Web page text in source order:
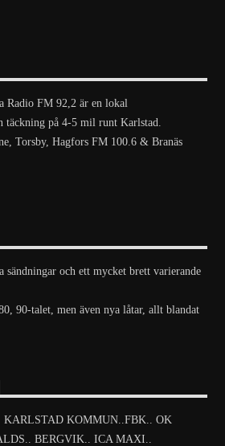
Radio FM 92,2 är en lokal
täckning på 4-5 mil runt Karlstad.
Torsby, Hagfors FM 100.6 & Branäs
sändningar och ett mycket brett varierande
90-talet, men även nya låtar, allt blandat
KARLSTAD KOMMUN..FBK.. OK
BERGVIK.. ICA MAXI..